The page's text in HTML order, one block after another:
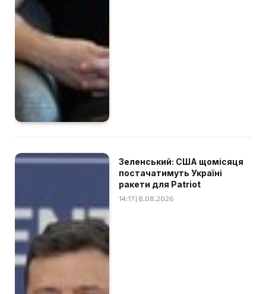
Зеленський: США щомісяця
постачатимуть Україні
ракети для Patriot
14:17 | 8.08.2026